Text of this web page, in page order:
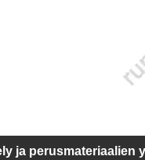
ja perusmateriaalien